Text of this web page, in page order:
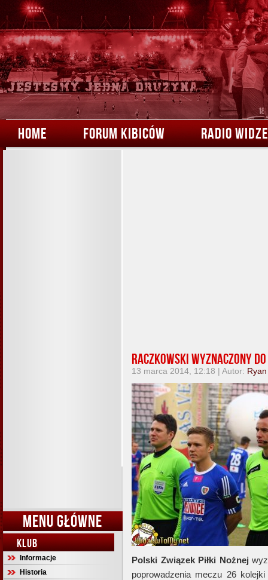
HOME FORUM KIBICÓW RADIO
MENU GŁÓWNE
KLUB
Informacje
Historia
Raczkowski wyznaczony
13 marca 2014, 12:18 | Autor: Ryan
Polski Związek Piłki Nożnej
poprowadzenia meczu 26